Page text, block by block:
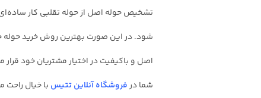
تشخیص حوله اصل از حوله تقلبی کار
شود. در این صورت بهترین روش خرید حوله
اصل و باکیفیت در اختیار مشتریان خود
شما درفروشگاه آنلاین تتیس با خیال راحت